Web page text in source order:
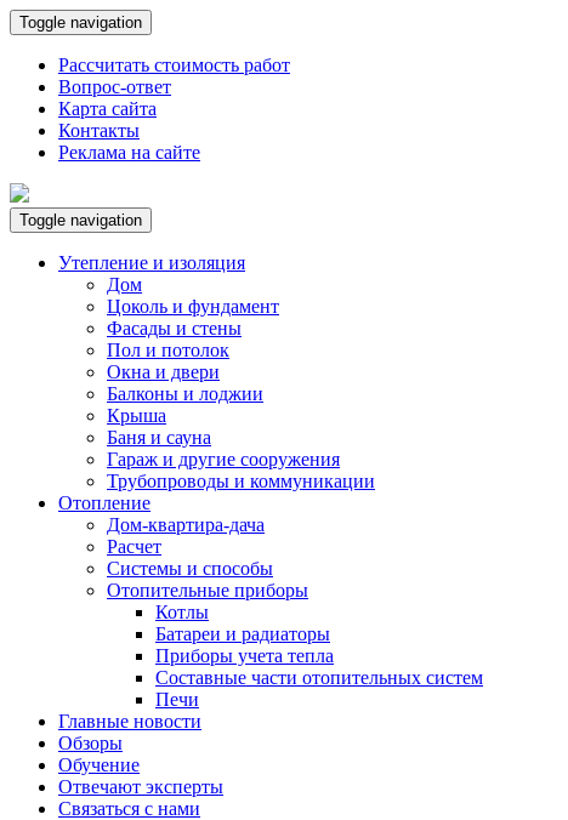
Toggle navigation
Рассчитать стоимость работ
Вопрос-ответ
Карта сайта
Контакты
Реклама на сайте
Toggle navigation
Утепление и изоляция
Дом
Цоколь и фундамент
Фасады и стены
Пол и потолок
Окна и двери
Балконы и лоджии
Крыша
Баня и сауна
Гараж и другие сооружения
Трубопроводы и коммуникации
Отопление
Дом-квартира-дача
Расчет
Системы и способы
Отопительные приборы
Котлы
Батареи и радиаторы
Приборы учета тепла
Составные части отопительных систем
Печи
Главные новости
Обзоры
Обучение
Отвечают эксперты
Связаться с нами